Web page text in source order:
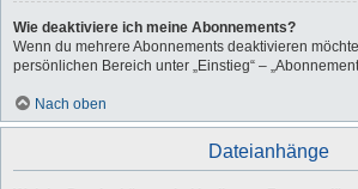
Wie deaktiviere ich meine Abonnements?
Wenn du mehrere Abonnements deaktivieren
persönlichen Bereich unter „Einstieg“ –
Nach oben
Dateianhänge